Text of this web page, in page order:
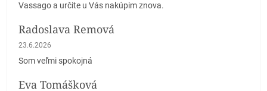
Vassago a určite u Vás nakúpim znova.
Radoslava Remová
Hodnotenie obchodu je 5 z 5 hviezdičiek.
23.6.2026
Som veľmi spokojná
Eva Tomášková